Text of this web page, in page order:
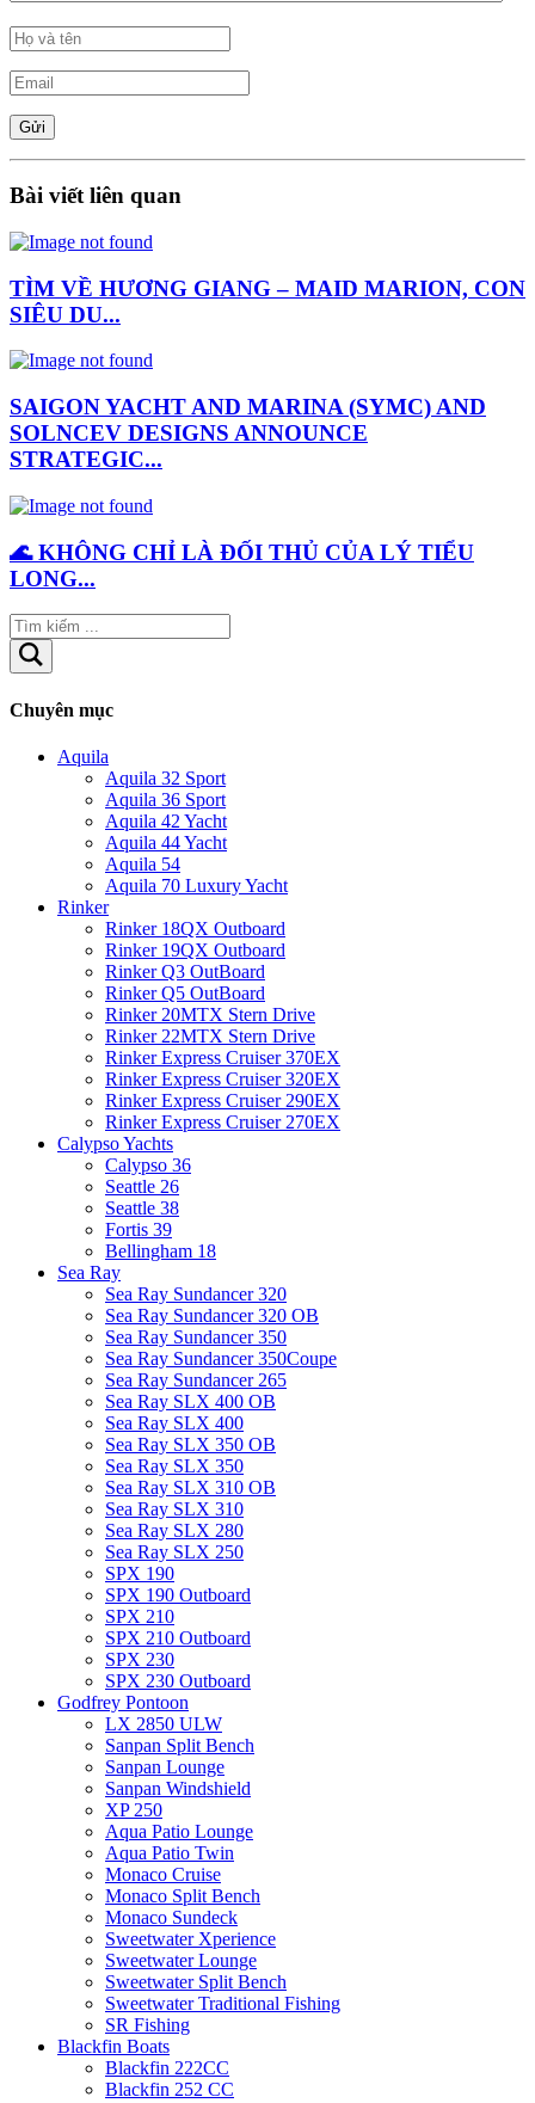
Bài viết liên quan
TÌM VỀ HƯƠNG GIANG – MAID MARION, CON
SIÊU DU...
SAIGON YACHT AND MARINA (SYMC) AND
SOLNCEV DESIGNS ANNOUNCE
STRATEGIC...
🌊 KHÔNG CHỈ LÀ ĐỐI THỦ CỦA LÝ TIỂU
LONG...
Chuyên mục
Aquila
Aquila 32 Sport
Aquila 36 Sport
Aquila 42 Yacht
Aquila 44 Yacht
Aquila 54
Aquila 70 Luxury Yacht
Rinker
Rinker 18QX Outboard
Rinker 19QX Outboard
Rinker Q3 OutBoard
Rinker Q5 OutBoard
Rinker 20MTX Stern Drive
Rinker 22MTX Stern Drive
Rinker Express Cruiser 370EX
Rinker Express Cruiser 320EX
Rinker Express Cruiser 290EX
Rinker Express Cruiser 270EX
Calypso Yachts
Calypso 36
Seattle 26
Seattle 38
Fortis 39
Bellingham 18
Sea Ray
Sea Ray Sundancer 320
Sea Ray Sundancer 320 OB
Sea Ray Sundancer 350
Sea Ray Sundancer 350Coupe
Sea Ray Sundancer 265
Sea Ray SLX 400 OB
Sea Ray SLX 400
Sea Ray SLX 350 OB
Sea Ray SLX 350
Sea Ray SLX 310 OB
Sea Ray SLX 310
Sea Ray SLX 280
Sea Ray SLX 250
SPX 190
SPX 190 Outboard
SPX 210
SPX 210 Outboard
SPX 230
SPX 230 Outboard
Godfrey Pontoon
LX 2850 ULW
Sanpan Split Bench
Sanpan Lounge
Sanpan Windshield
XP 250
Aqua Patio Lounge
Aqua Patio Twin
Monaco Cruise
Monaco Split Bench
Monaco Sundeck
Sweetwater Xperience
Sweetwater Lounge
Sweetwater Split Bench
Sweetwater Traditional Fishing
SR Fishing
Blackfin Boats
Blackfin 222CC
Blackfin 252 CC